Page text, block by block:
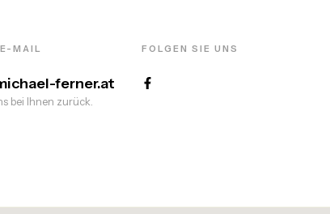
MAIL
ferner.at
bei Ihnen zurück.
FOLGEN SIE UNS